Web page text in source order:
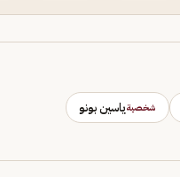
شخصيةياسين بونو